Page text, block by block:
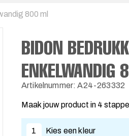
800 ml
BIDON
ENKELWANDIG
Artikelnummer: A24-263332
Maak jouw product in 4
1 Kies een kleur